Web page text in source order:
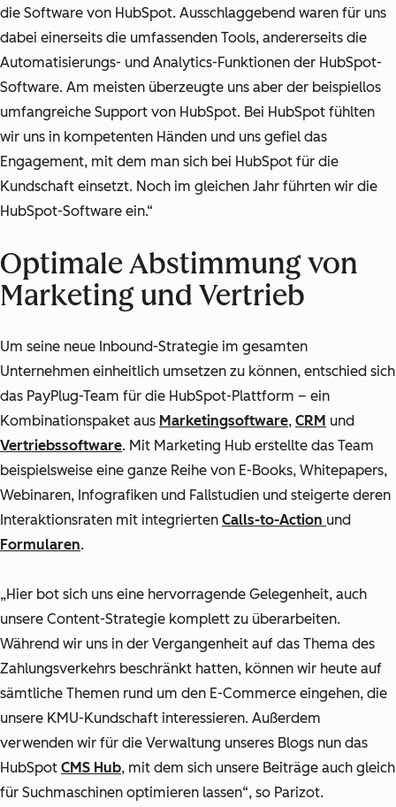
die Software von HubSpot. Ausschlaggebend waren für uns
dabei einerseits die umfassenden Tools, andererseits die
Automatisierungs- und Analytics-Funktionen der HubSpot-
Software. Am meisten überzeugte uns aber der beispiellos
umfangreiche Support von HubSpot. Bei HubSpot fühlten
wir uns in kompetenten Händen und uns gefiel das
Engagement, mit dem man sich bei HubSpot für die
Kundschaft einsetzt. Noch im gleichen Jahr führten wir die
HubSpot-Software ein.“
Optimale Abstimmung von
Marketing und Vertrieb
Um seine neue Inbound-Strategie im gesamten
Unternehmen einheitlich umsetzen zu können, entschied sich
das PayPlug-Team für die HubSpot-Plattform – ein
Kombinationspaket aus Marketingsoftware, CRM und
Vertriebssoftware. Mit Marketing Hub erstellte das Team
beispielsweise eine ganze Reihe von E-Books, Whitepapers,
Webinaren, Infografiken und Fallstudien und steigerte deren
Interaktionsraten mit integrierten Calls-to-Action und
Formularen.
„Hier bot sich uns eine hervorragende Gelegenheit, auch
unsere Content-Strategie komplett zu überarbeiten.
Während wir uns in der Vergangenheit auf das Thema des
Zahlungsverkehrs beschränkt hatten, können wir heute auf
sämtliche Themen rund um den E-Commerce eingehen, die
unsere KMU-Kundschaft interessieren. Außerdem
verwenden wir für die Verwaltung unseres Blogs nun das
HubSpot CMS Hub, mit dem sich unsere Beiträge auch gleich
für Suchmaschinen optimieren lassen“, so Parizot.